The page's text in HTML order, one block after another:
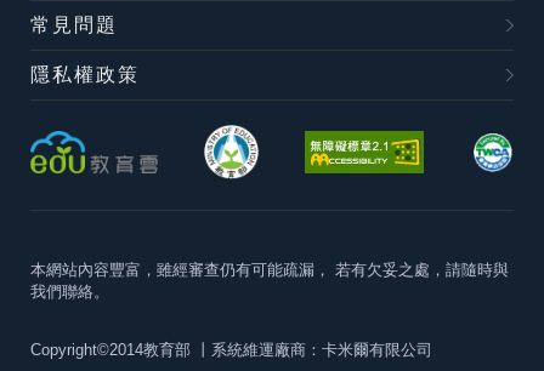
常見問題
隱私權政策
本網站內容豐富，雖經審查仍有可能疏漏， 若有欠妥之處，請隨時與
我們聯絡。
Copyright©2014教育部 丨系統維運廠商：卡米爾有限公司